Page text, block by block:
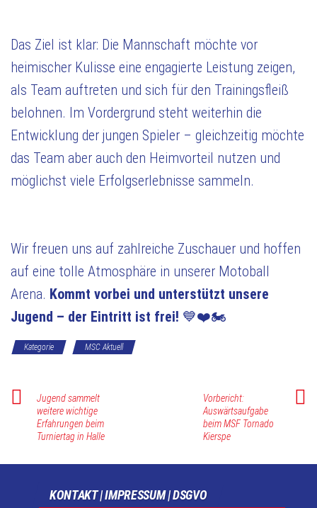
Das Ziel ist klar: Die Mannschaft möchte vor
heimischer Kulisse eine engagierte Leistung zeigen,
als Team auftreten und sich für den Trainingsfleiß
belohnen. Im Vordergrund steht weiterhin die
Entwicklung der jungen Spieler – gleichzeitig möchte
das Team aber auch den Heimvorteil nutzen und
möglichst viele Erfolgserlebnisse sammeln.
Wir freuen uns auf zahlreiche Zuschauer und hoffen
auf eine tolle Atmosphäre in unserer Motoball
Arena. Kommt vorbei und unterstützt unsere
Jugend – der Eintritt ist frei! 💙❤️🏍
Kategorie MSC Aktuell
Jugend sammelt
weitere wichtige
Erfahrungen beim
Turniertag in Halle
Vorbericht:
Auswärtsaufgabe
beim MSF Tornado
Kierspe
KONTAKT | IMPRESSUM | DSGVO